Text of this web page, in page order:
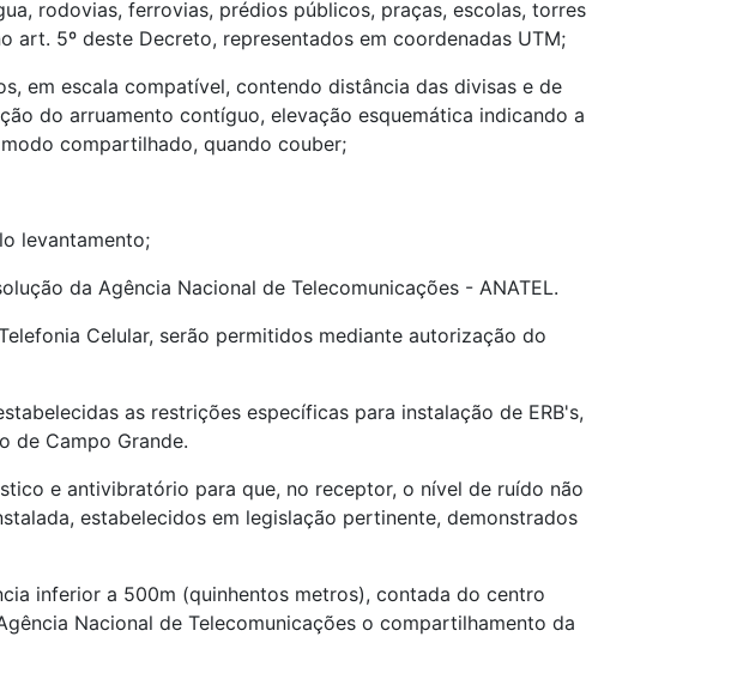
rodovias, ferrovias, prédios públicos, praças, escolas, torres
art. 5º deste Decreto, representados em coordenadas UTM;
em escala compatível, contendo distância das divisas e de
do arruamento contíguo, elevação esquemática indicando a
compartilhado, quando couber;
levantamento;
da Agência Nacional de Telecomunicações - ANATEL.
Celular, serão permitidos mediante autorização do
as restrições específicas para instalação de ERB's,
de Campo Grande.
e antivibratório para que, no receptor, o nível de ruído não
estabelecidos em legislação pertinente, demonstrados
inferior a 500m (quinhentos metros), contada do centro
Nacional de Telecomunicações o compartilhamento da